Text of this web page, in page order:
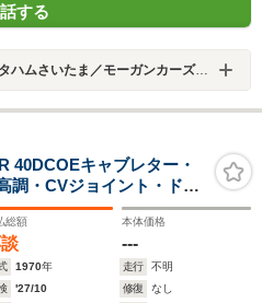
する
ムさいたま／モーガンカーズ東京北
キャブレター・
調・CVジョイント・ドラ
ーロックAW (MICHELIN
チ・SMITHSメーター
総額 本体価格
---
1970年 走行
不明
'27/10 修復
なし